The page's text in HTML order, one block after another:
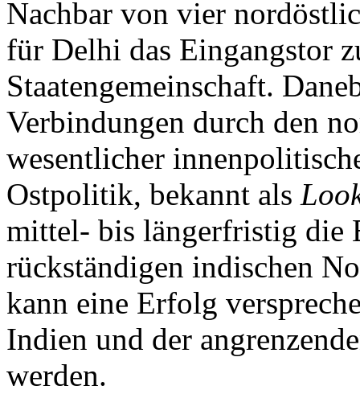
Nachbar von vier
für Delhi das Eingangstor
Staatengemeinschaft.
Verbindungen durch den
wesentlicher
Ostpolitik, bekannt als
mittel- bis längerfristig die
rückständigen indischen
kann eine Erfolg
Indien und der
werden.